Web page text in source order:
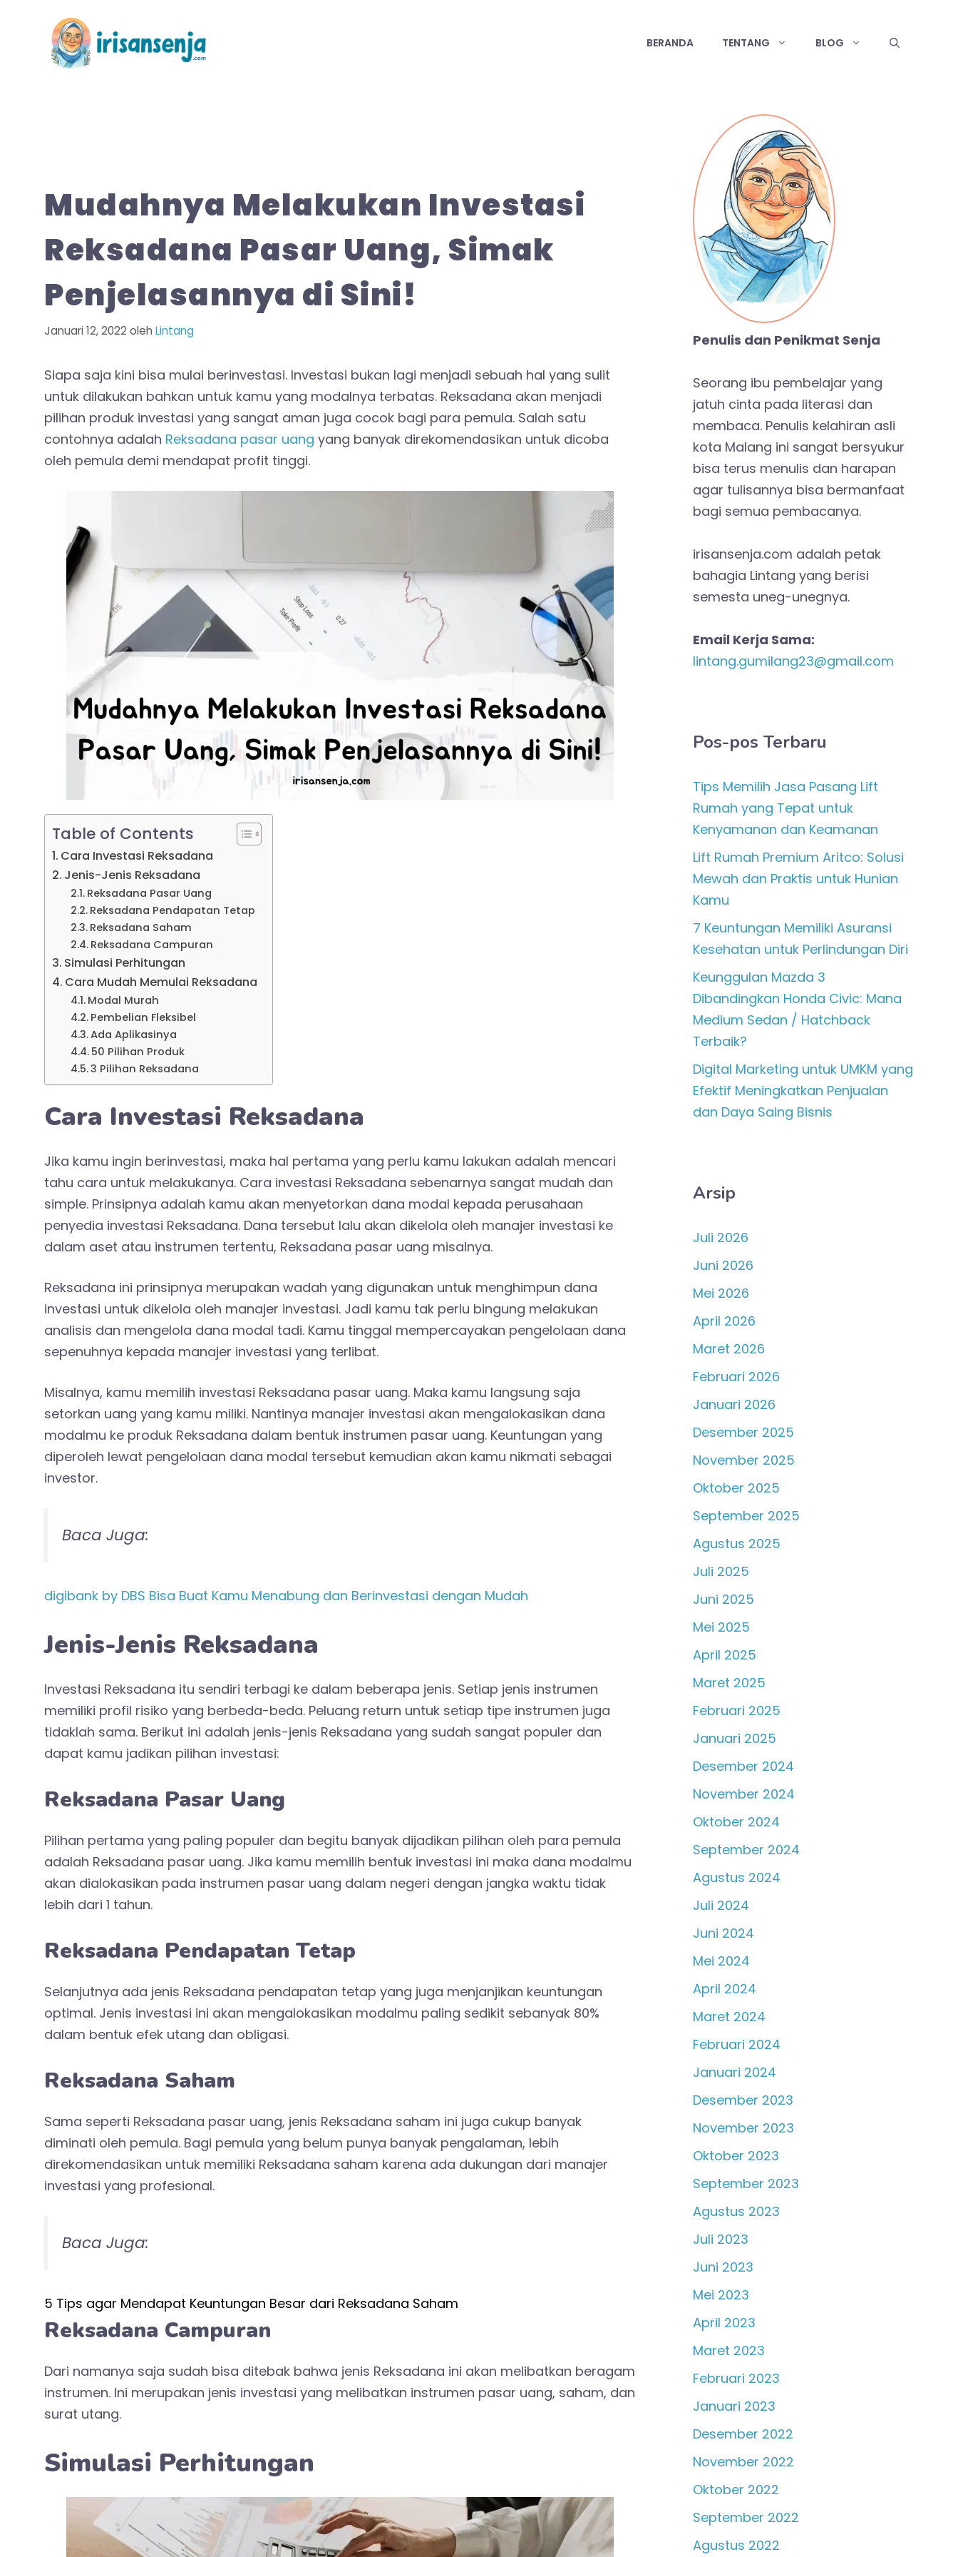
BERANDA TENTANG BLOG
Mudahnya Melakukan Investasi
Reksadana Pasar Uang, Simak
Penjelasannya di Sini!
Januari 12, 2022 oleh Lintang
Siapa saja kini bisa mulai berinvestasi. Investasi bukan lagi menjadi sebuah hal yang sulit
untuk dilakukan bahkan untuk kamu yang modalnya terbatas. Reksadana akan menjadi
pilihan produk investasi yang sangat aman juga cocok bagi para pemula. Salah satu
contohnya adalah Reksadana pasar uang yang banyak direkomendasikan untuk dicoba
oleh pemula demi mendapat profit tinggi.
Table of Contents
Cara Investasi Reksadana
Jenis-Jenis Reksadana
Reksadana Pasar Uang
Reksadana Pendapatan Tetap
Reksadana Saham
Reksadana Campuran
Simulasi Perhitungan
Cara Mudah Memulai Reksadana
Modal Murah
Pembelian Fleksibel
Ada Aplikasinya
50 Pilihan Produk
3 Pilihan Reksadana
Cara Investasi Reksadana
Jika kamu ingin berinvestasi, maka hal pertama yang perlu kamu lakukan adalah mencari
tahu cara untuk melakukanya. Cara investasi Reksadana sebenarnya sangat mudah dan
simple. Prinsipnya adalah kamu akan menyetorkan dana modal kepada perusahaan
penyedia investasi Reksadana. Dana tersebut lalu akan dikelola oleh manajer investasi ke
dalam aset atau instrumen tertentu, Reksadana pasar uang misalnya.
Reksadana ini prinsipnya merupakan wadah yang digunakan untuk menghimpun dana
investasi untuk dikelola oleh manajer investasi. Jadi kamu tak perlu bingung melakukan
analisis dan mengelola dana modal tadi. Kamu tinggal mempercayakan pengelolaan dana
sepenuhnya kepada manajer investasi yang terlibat.
Misalnya, kamu memilih investasi Reksadana pasar uang. Maka kamu langsung saja
setorkan uang yang kamu miliki. Nantinya manajer investasi akan mengalokasikan dana
modalmu ke produk Reksadana dalam bentuk instrumen pasar uang. Keuntungan yang
diperoleh lewat pengelolaan dana modal tersebut kemudian akan kamu nikmati sebagai
investor.
Baca Juga:
digibank by DBS Bisa Buat Kamu Menabung dan Berinvestasi dengan Mudah
Jenis-Jenis Reksadana
Investasi Reksadana itu sendiri terbagi ke dalam beberapa jenis. Setiap jenis instrumen
memiliki profil risiko yang berbeda-beda. Peluang return untuk setiap tipe instrumen juga
tidaklah sama. Berikut ini adalah jenis-jenis Reksadana yang sudah sangat populer dan
dapat kamu jadikan pilihan investasi:
Reksadana Pasar Uang
Pilihan pertama yang paling populer dan begitu banyak dijadikan pilihan oleh para pemula
adalah Reksadana pasar uang. Jika kamu memilih bentuk investasi ini maka dana modalmu
akan dialokasikan pada instrumen pasar uang dalam negeri dengan jangka waktu tidak
lebih dari 1 tahun.
Reksadana Pendapatan Tetap
Selanjutnya ada jenis Reksadana pendapatan tetap yang juga menjanjikan keuntungan
optimal. Jenis investasi ini akan mengalokasikan modalmu paling sedikit sebanyak 80%
dalam bentuk efek utang dan obligasi.
Reksadana Saham
Sama seperti Reksadana pasar uang, jenis Reksadana saham ini juga cukup banyak
diminati oleh pemula. Bagi pemula yang belum punya banyak pengalaman, lebih
direkomendasikan untuk memiliki Reksadana saham karena ada dukungan dari manajer
investasi yang profesional.
Baca Juga:
5 Tips agar Mendapat Keuntungan Besar dari Reksadana Saham
Reksadana Campuran
Dari namanya saja sudah bisa ditebak bahwa jenis Reksadana ini akan melibatkan beragam
instrumen. Ini merupakan jenis investasi yang melibatkan instrumen pasar uang, saham, dan
surat utang.
Simulasi Perhitungan
Penulis dan Penikmat Senja
Seorang ibu pembelajar yang
jatuh cinta pada literasi dan
membaca. Penulis kelahiran asli
kota Malang ini sangat bersyukur
bisa terus menulis dan harapan
agar tulisannya bisa bermanfaat
bagi semua pembacanya.
irisansenja.com adalah petak
bahagia Lintang yang berisi
semesta uneg-unegnya.
Email Kerja Sama:
lintang.gumilang23@gmail.com
Pos-pos Terbaru
Tips Memilih Jasa Pasang Lift
Rumah yang Tepat untuk
Kenyamanan dan Keamanan
Lift Rumah Premium Aritco: Solusi
Mewah dan Praktis untuk Hunian
Kamu
7 Keuntungan Memiliki Asuransi
Kesehatan untuk Perlindungan Diri
Keunggulan Mazda 3
Dibandingkan Honda Civic: Mana
Medium Sedan / Hatchback
Terbaik?
Digital Marketing untuk UMKM yang
Efektif Meningkatkan Penjualan
dan Daya Saing Bisnis
Arsip
Juli 2026
Juni 2026
Mei 2026
April 2026
Maret 2026
Februari 2026
Januari 2026
Desember 2025
November 2025
Oktober 2025
September 2025
Agustus 2025
Juli 2025
Juni 2025
Mei 2025
April 2025
Maret 2025
Februari 2025
Januari 2025
Desember 2024
November 2024
Oktober 2024
September 2024
Agustus 2024
Juli 2024
Juni 2024
Mei 2024
April 2024
Maret 2024
Februari 2024
Januari 2024
Desember 2023
November 2023
Oktober 2023
September 2023
Agustus 2023
Juli 2023
Juni 2023
Mei 2023
April 2023
Maret 2023
Februari 2023
Januari 2023
Desember 2022
November 2022
Oktober 2022
September 2022
Agustus 2022